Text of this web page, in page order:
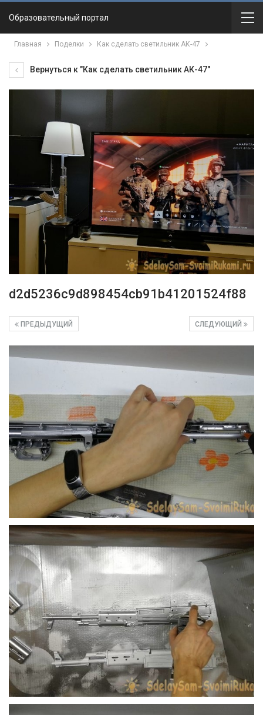
Образовательный портал
Главная Поделки Как сделать светильник АК-47
Вернуться к "Как сделать светильник АК-47"
d2d5236c9d898454cb91b41201524f88
СЛЕДУЮЩИЙ
ПРЕДЫДУЩИЙ